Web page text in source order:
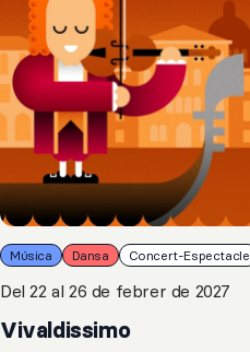
Música Dansa Concert-Espectacle
Del 22 al 26 de febrer de 2027
Vivaldissimo